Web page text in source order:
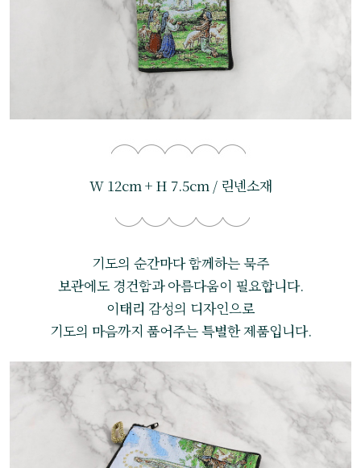
W 12cm + H 7.5cm / 린넨소재
기도의 순간마다 함께하는 묵주
보관에도 경건함과 아름다움이 필요합니다.
이태리 감성의 디자인으로
기도의 마음까지 품어주는 특별한 제품입니다.